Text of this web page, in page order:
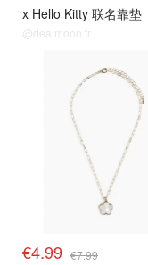
x Hello Kitty 联名靠垫
@dealmoon.fr
€4.99 €7.99